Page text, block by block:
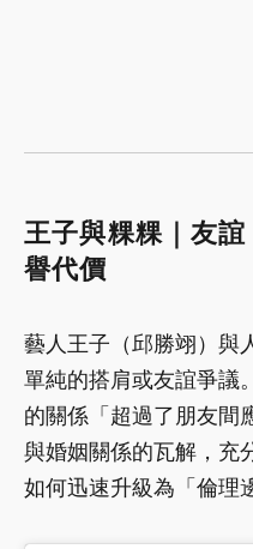
王子與粿粿｜友
譽代價
藝人王子（邱勝翊）與
單純的搭肩或友誼爭議
的關係「超過了朋友間
與婚姻關係的瓦解，充
如何迅速升級為「倫理